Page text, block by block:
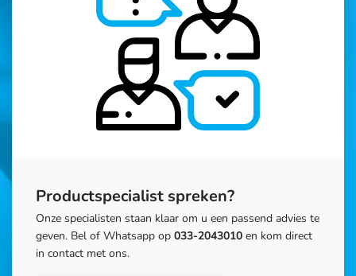
Productspecialist spreken?
Onze specialisten staan klaar om u een passend advies te
geven. Bel of Whatsapp op 033-2043010 en kom direct
in contact met ons.